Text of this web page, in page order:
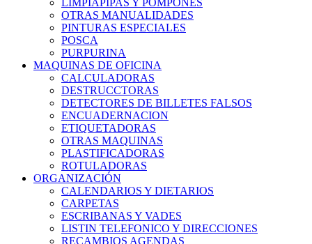
LIMPIAPIPAS Y POMPONES
OTRAS MANUALIDADES
PINTURAS ESPECIALES
POSCA
PURPURINA
MAQUINAS DE OFICINA
CALCULADORAS
DESTRUCCTORAS
DETECTORES DE BILLETES FALSOS
ENCUADERNACION
ETIQUETADORAS
OTRAS MAQUINAS
PLASTIFICADORAS
ROTULADORAS
ORGANIZACIÓN
CALENDARIOS Y DIETARIOS
CARPETAS
ESCRIBANAS Y VADES
LISTIN TELEFONICO Y DIRECCIONES
RECAMBIOS AGENDAS